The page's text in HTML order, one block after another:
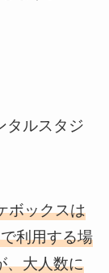
タルスタジ
ボックスは
利用する場
、大人数に